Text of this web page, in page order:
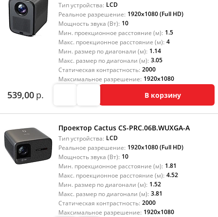
Тип устройства: LCD
Реальное разрешение: 1920x1080 (Full HD)
Мощность звука (Вт): 10
Мин. проекционное расстояние (м): 1.5
Макс. проекционное расстояние (м): 4
Мин. размер по диагонали (м): 1.14
Макс. размер по диагонали (м): 3.05
Статическая контрастность: 2000
Максимальное разрешение: 1920x1080
539,00 р. В корзину
Проектор Cactus CS-PRC.06B.WUXGA-A
Тип устройства: LCD
Реальное разрешение: 1920x1080 (Full HD)
Мощность звука (Вт): 10
Мин. проекционное расстояние (м): 1.81
Макс. проекционное расстояние (м): 4.52
Мин. размер по диагонали (м): 1.52
Макс. размер по диагонали (м): 3.81
Статическая контрастность: 2000
Максимальное разрешение: 1920x1080